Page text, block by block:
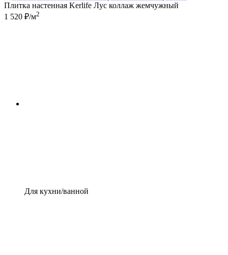
Плитка настенная Kerlife Лус коллаж жемчужный
1 520 ₽/м2
Для кухни/ванной